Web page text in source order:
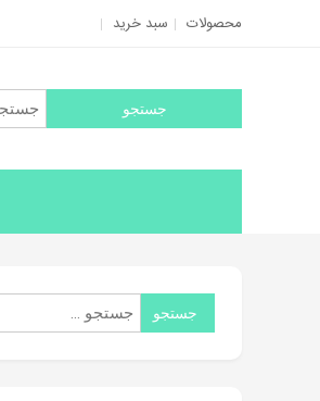
محصولات سبد خرید
برای:
جستجو
برای: